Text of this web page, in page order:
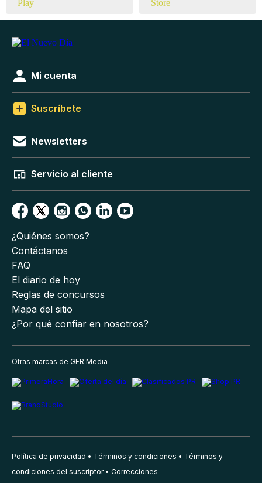
Mi cuenta
Suscríbete
Newsletters
Servicio al cliente
¿Quiénes somos?
Contáctanos
FAQ
El diario de hoy
Reglas de concursos
Mapa del sitio
¿Por qué confiar en nosotros?
Otras marcas de GFR Media
Política de privacidad Términos y condiciones
Términos y
condiciones del suscriptor
Correcciones